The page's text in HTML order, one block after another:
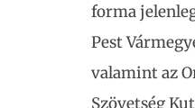
forma
Pest
valamint az
Szövetség